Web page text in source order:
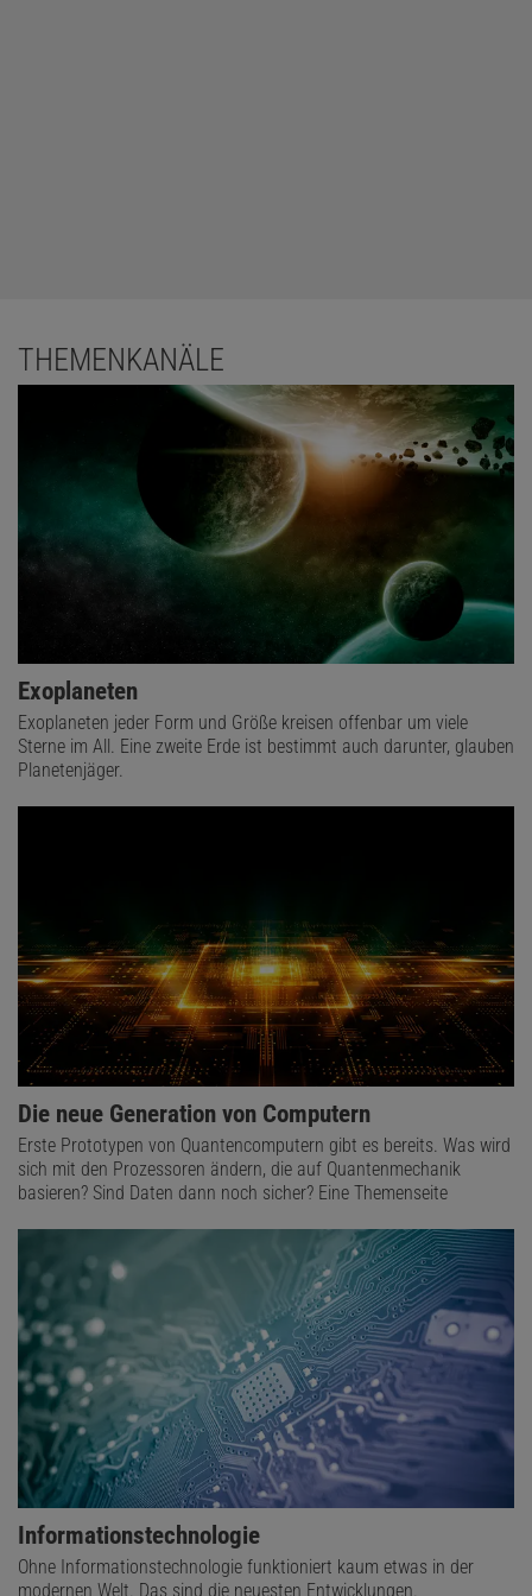
THEMENKANÄLE
Exoplaneten
Exoplaneten jeder Form und Größe kreisen offenbar um viele
Sterne im All. Eine zweite Erde ist bestimmt auch darunter, glauben
Planetenjäger.
Die neue Generation von Computern
Erste Prototypen von Quantencomputern gibt es bereits. Was wird
sich mit den Prozessoren ändern, die auf Quantenmechanik
basieren? Sind Daten dann noch sicher? Eine Themenseite
Informationstechnologie
Ohne Informationstechnologie funktioniert kaum etwas in der
modernen Welt. Das sind die neuesten Entwicklungen.